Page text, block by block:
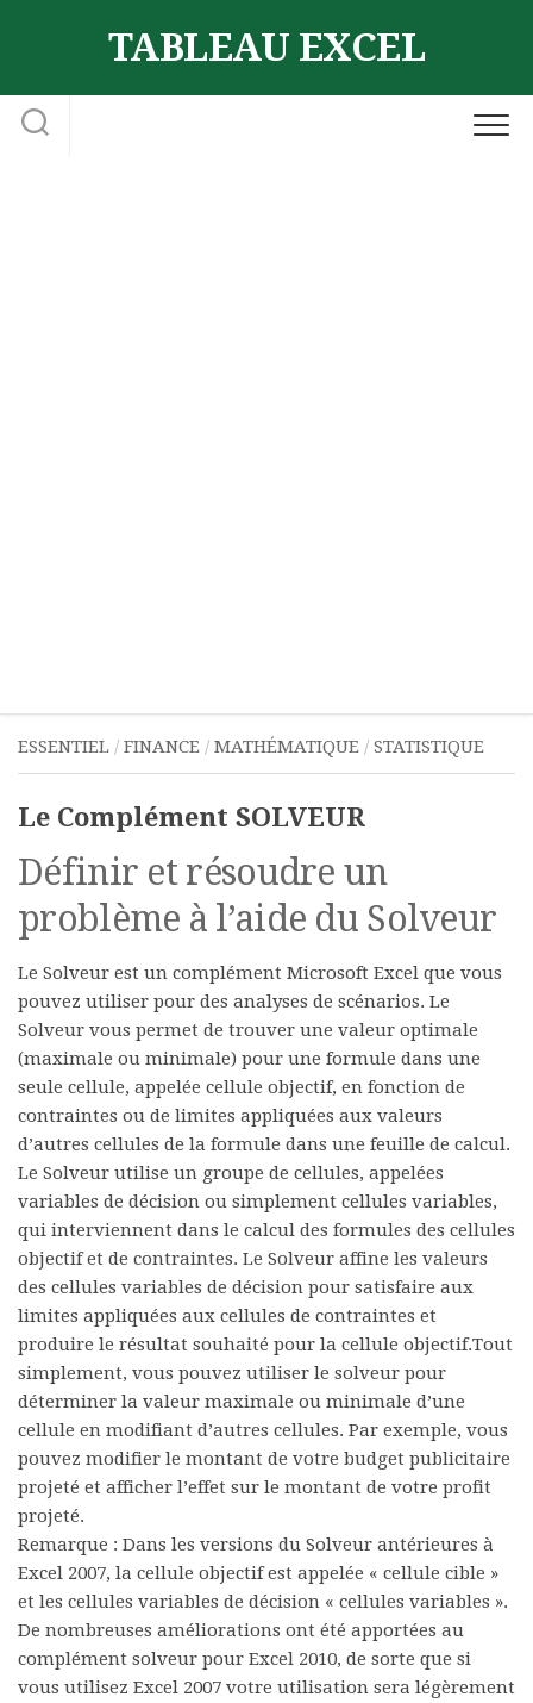
TABLEAU EXCEL
ESSENTIEL / FINANCE / MATHÉMATIQUE / STATISTIQUE
Le Complément SOLVEUR
Définir et résoudre un
problème à l’aide du Solveur
Le Solveur est un complément Microsoft Excel que vous
pouvez utiliser pour des analyses de scénarios. Le
Solveur vous permet de trouver une valeur optimale
(maximale ou minimale) pour une formule dans une
seule cellule, appelée cellule objectif, en fonction de
contraintes ou de limites appliquées aux valeurs
d’autres cellules de la formule dans une feuille de calcul.
Le Solveur utilise un groupe de cellules, appelées
variables de décision ou simplement cellules variables,
qui interviennent dans le calcul des formules des cellules
objectif et de contraintes. Le Solveur affine les valeurs
des cellules variables de décision pour satisfaire aux
limites appliquées aux cellules de contraintes et
produire le résultat souhaité pour la cellule objectif.Tout
simplement, vous pouvez utiliser le solveur pour
déterminer la valeur maximale ou minimale d’une
cellule en modifiant d’autres cellules. Par exemple, vous
pouvez modifier le montant de votre budget publicitaire
projeté et afficher l’effet sur le montant de votre profit
projeté.
Remarque : Dans les versions du Solveur antérieures à
Excel 2007, la cellule objectif est appelée « cellule cible »
et les cellules variables de décision « cellules variables ».
De nombreuses améliorations ont été apportées au
complément solveur pour Excel 2010, de sorte que si
vous utilisez Excel 2007 votre utilisation sera légèrement